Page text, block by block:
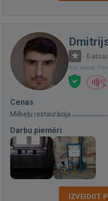
· 0
Bija vietnē:
Cenas
Mēbeļu restaurācija
Darbu piemēri
IZVEIDOT